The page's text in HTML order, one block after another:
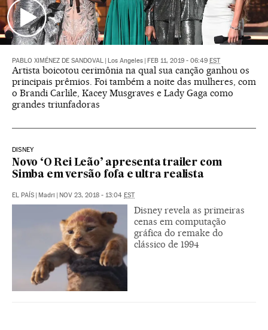
PABLO XIMÉNEZ DE SANDOVAL Los Angeles FEB 11, 2019 - 06:49 EST
Artista boicotou cerimônia na qual sua canção ganhou os
principais prêmios. Foi também a noite das mulheres, com
o Brandi Carlile, Kacey Musgraves e Lady Gaga como
grandes triunfadoras
DISNEY
Novo ‘O Rei Leão’ apresenta trailer com
Simba em versão fofa e ultra realista
EL PAÍS Madri NOV 23, 2018 - 13:04 EST
Disney revela as primeiras
cenas em computação
gráfica do remake do
clássico de 1994